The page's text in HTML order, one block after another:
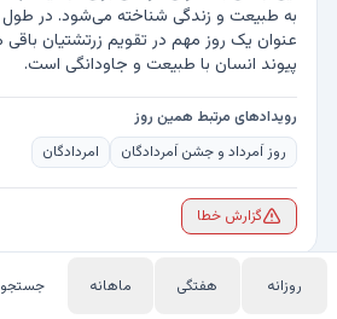
پیوند انسان با طبیعت و جاودانگی است.
رویدادهای مرتبط همین روز
روز اَمرداد و جشن اَمردادگان
امردادگان
گزارش خطا
روزانه هفتگی ماهانه جستجو